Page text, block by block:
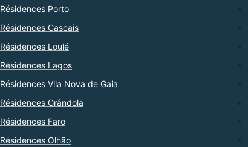
Résidences Porto
Résidences Cascais
Résidences Loulé
Résidences Lagos
Résidences Vila Nova de Gaia
Résidences Grândola
Résidences Faro
Résidences Olhão